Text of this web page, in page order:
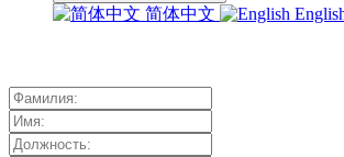
简体中文